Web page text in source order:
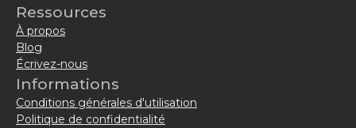
Ressources
À propos
Blog
Écrivez-nous
Informations
Conditions générales d'utilisation
Politique de confidentialité